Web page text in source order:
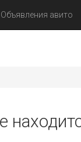
Объявления авито